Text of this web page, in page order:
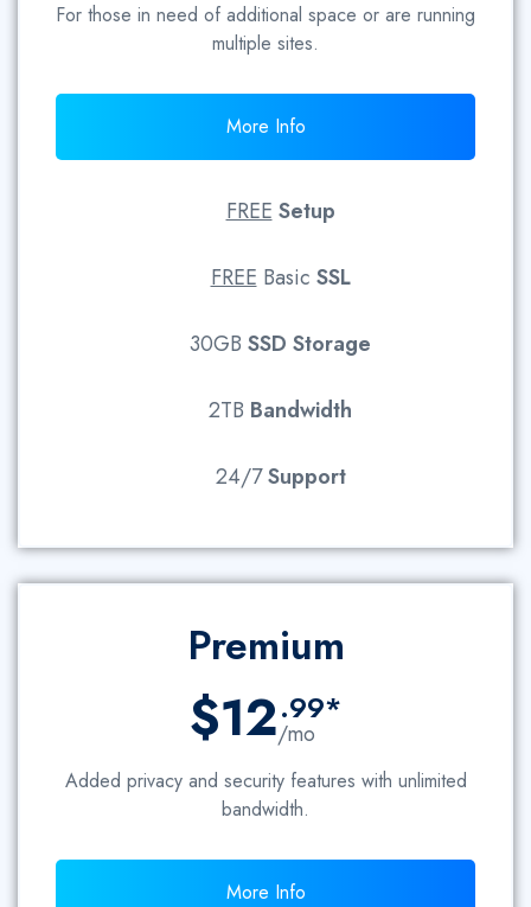
For those in need of additional space or are running
multiple sites.
More Info
FREE Setup
FREE Basic SSL
30GB SSD Storage
2TB Bandwidth
24/7Support
Premium
$12/mo
.99*
Added privacy and security features with unlimited
bandwidth.
More Info